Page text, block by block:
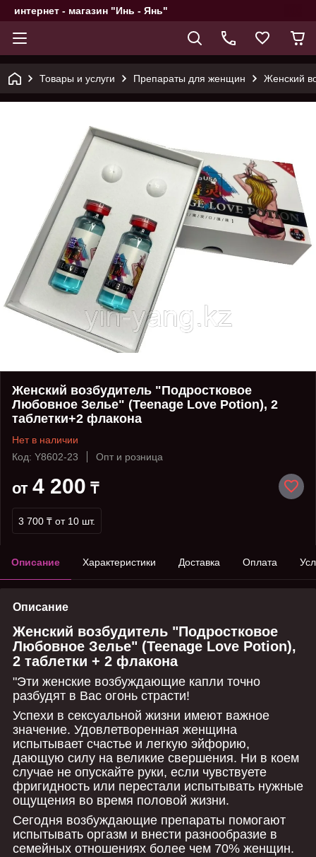
интернет - магазин "Инь - Янь"
Товары и услуги Препараты для женщин Женский
Женский возбудитель "Подростковое
Любовное Зелье" (Teenage Love Potion), 2
таблетки+2 флакона
Нет в наличии
Код: Y8602-23
Опт и розница
от 4 200 ₸
3 700 ₸ от 10 шт.
Описание Характеристики Доставка Оплата
Описание
Женский возбудитель "Подростковое
Любовное Зелье" (Teenage Love Potion),
2 таблетки + 2 флакона
"Эти женские возбуждающие капли точно
разбудят в Вас огонь страсти!
Успехи в сексуальной жизни имеют важное
значение. Удовлетворенная женщина
испытывает счастье и легкую эйфорию,
дающую силу на великие свершения. Ни в коем
случае не опускайте руки, если чувствуете
фригидность или перестали испытывать нужные
ощущения во время половой жизни.
Сегодня возбуждающие препараты помогают
испытывать оргазм и внести разнообразие в
семейных отношениях более чем 70% женщин.